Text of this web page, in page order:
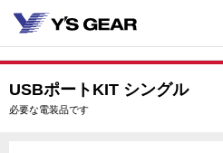
USBポートKIT シングル
必要な電装品です